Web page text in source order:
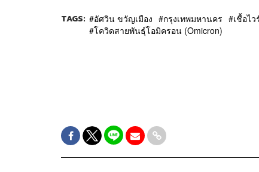
TAGS: อัศวิน ขวัญเมือง กรุงเทพมหานคร เชื้อไ
โควิดสายพันธุ์​โอมิครอน (Omicron)